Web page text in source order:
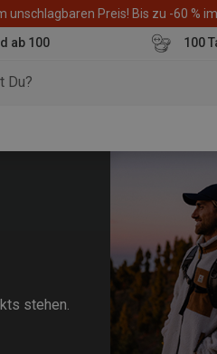
unschlagbaren Preis! Bis zu -60 %
ab 100
100
stehen.